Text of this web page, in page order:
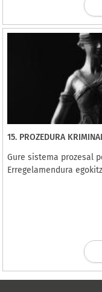
15. PROZEDURA
Gure sistema prozesal
Erregelamendura